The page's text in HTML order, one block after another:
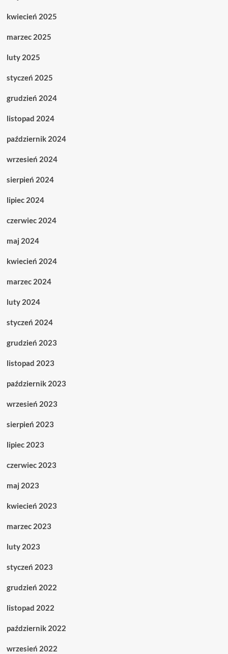
kwiecień 2025
marzec 2025
luty 2025
styczeń 2025
grudzień 2024
listopad 2024
październik 2024
wrzesień 2024
sierpień 2024
lipiec 2024
czerwiec 2024
maj 2024
kwiecień 2024
marzec 2024
luty 2024
styczeń 2024
grudzień 2023
listopad 2023
październik 2023
wrzesień 2023
sierpień 2023
lipiec 2023
czerwiec 2023
maj 2023
kwiecień 2023
marzec 2023
luty 2023
styczeń 2023
grudzień 2022
listopad 2022
październik 2022
wrzesień 2022